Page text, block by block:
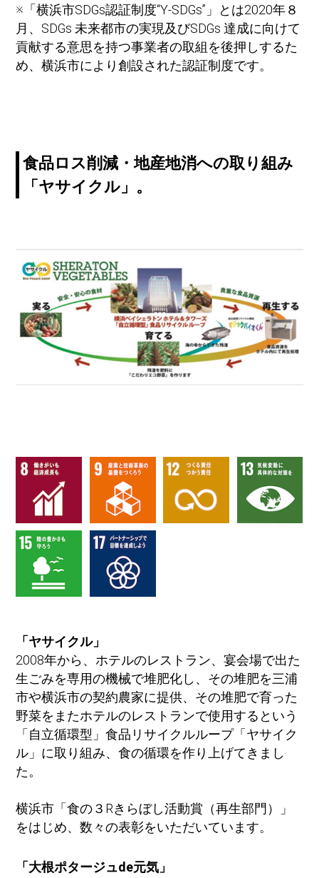
※「横浜市SDGs認証制度“Y-SDGs”」とは2020年８
⽉、SDGs 未来都市の実現及びSDGs 達成に向けて
貢献する意思を持つ事業者の取組を後押しするた
め、横浜市により創設された認証制度です。
食品ロス削減・地産地消への取り組み
「ヤサイクル」。
「ヤサイクル」
2008年から、ホテルのレストラン、宴会場で出た
生ごみを専用の機械で堆肥化し、その堆肥を三浦
市や横浜市の契約農家に提供、その堆肥で育った
野菜をまたホテルのレストランで使用するという
「自立循環型」食品リサイクルループ「ヤサイク
ル」に取り組み、食の循環を作り上げてきまし
た。
横浜市「食の３Rきらぼし活動賞（再生部門）」
をはじめ、数々の表彰をいただいています。
「大根ポタージュde元気」